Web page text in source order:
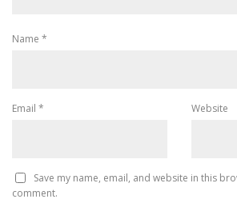
Name *
Email * Website
Save my name, email, and website in this
comment.